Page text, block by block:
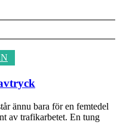
ännu bara för en femtedel
av trafikarbetet. En tung